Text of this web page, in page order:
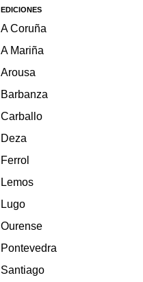
EDICIONES
A Coruña
A Mariña
Arousa
Barbanza
Carballo
Deza
Ferrol
Lemos
Lugo
Ourense
Pontevedra
Santiago